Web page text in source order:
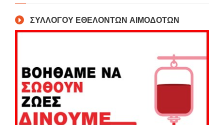
ΣΥΛΛΟΓΟΥ ΕΘΕΛΟΝΤΩΝ ΑΙΜΟΔΟΤΩΝ